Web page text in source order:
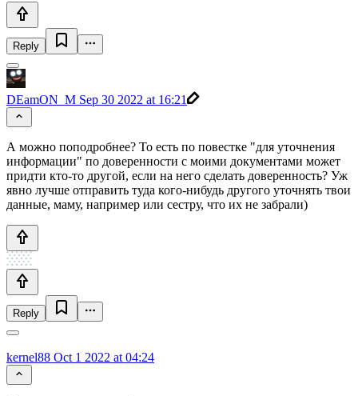
Reply
DEamON_M Sep 30 2022 at 16:21
А можно поподробнее? То есть по повестке "для уточнения
информации" по доверенности с моими документами может
придти кто-то другой, если на него сделать доверенность? Уж
явно лучше отправить туда кого-нибудь другого уточнять твои
данные, маму, например или сестру, что их не забрали)
Reply
kernel88 Oct 1 2022 at 04:24